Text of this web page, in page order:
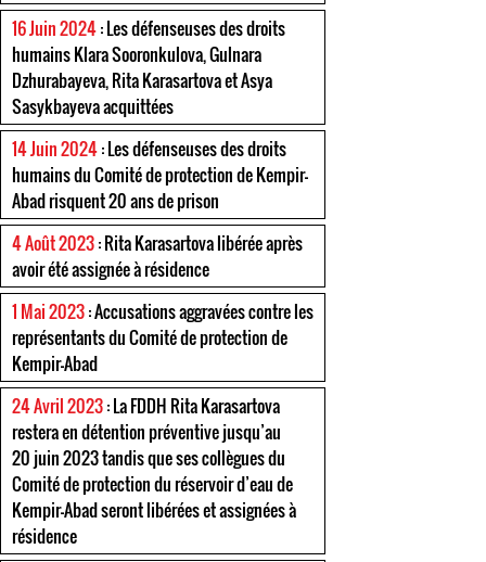
16 Juin 2024: Les défenseuses des droits
humains Klara Sooronkulova, Gulnara
Dzhurabayeva, Rita Karasartova et Asya
Sasykbayeva acquittées
14 Juin 2024: Les défenseuses des droits
humains du Comité de protection de Kempir-
Abad risquent 20 ans de prison
4 Août 2023: Rita Karasartova libérée après
avoir été assignée à résidence
1 Mai 2023: Accusations aggravées contre les
représentants du Comité de protection de
Kempir-Abad
24 Avril 2023: La FDDH Rita Karasartova
restera en détention préventive jusqu’au
20 juin 2023 tandis que ses collègues du
Comité de protection du réservoir d’eau de
Kempir-Abad seront libérées et assignées à
résidence